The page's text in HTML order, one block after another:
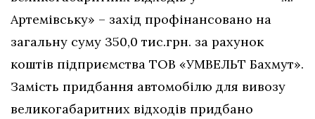
Артемівську» – захід профінансовано на
загальну суму 350,0 тис.грн. за рахунок
коштів підприємства ТОВ «УМВЕЛЬТ Бахмут».
Замість придбання автомобілю для вивозу
великогабаритних відходів придбано